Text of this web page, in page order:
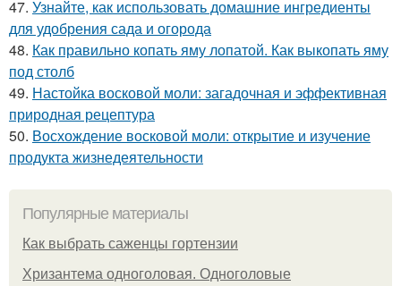
47. Узнайте, как использовать домашние ингредиенты
для удобрения сада и огорода
48. Как правильно копать яму лопатой. Как выкопать яму
под столб
49. Настойка восковой моли: загадочная и эффективная
природная рецептура
50. Восхождение восковой моли: открытие и изучение
продукта жизнедеятельности
Популярные материалы
Как выбрать саженцы гортензии
Хризантема одноголовая. Одноголовые